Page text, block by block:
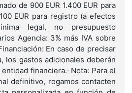
de 900 EUR 1.400 EUR para
EUR para registro (a efectos
legal, no presupuesto
Agencia: 3% más IVA sobre
En caso de precisar
los gastos adicionales deberán
financiera.· Nota: Para el
definitivo, rogamos contacten